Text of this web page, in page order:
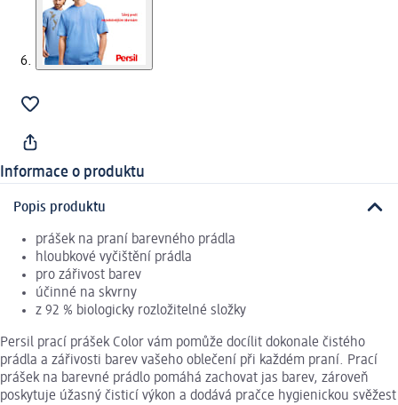
Informace o produktu
Popis produktu
prášek na praní barevného prádla
hloubkové vyčištění prádla
pro zářivost barev
účinné na skvrny
z 92 % biologicky rozložitelné složky
Persil prací prášek Color vám pomůže docílit dokonale čistého
prádla a zářivosti barev vašeho oblečení při každém praní. Prací
prášek na barevné prádlo pomáhá zachovat jas barev, zároveň
poskytuje úžasný čisticí výkon a dodává pračce hygienickou svěžest